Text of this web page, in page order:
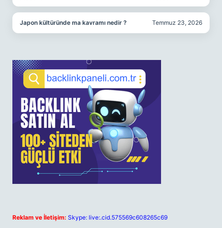
Japon kültüründe ma kavramı nedir ? Temmuz 23, 2026
Reklam ve İletişim: Skype: live:.cid.575569c608265c69